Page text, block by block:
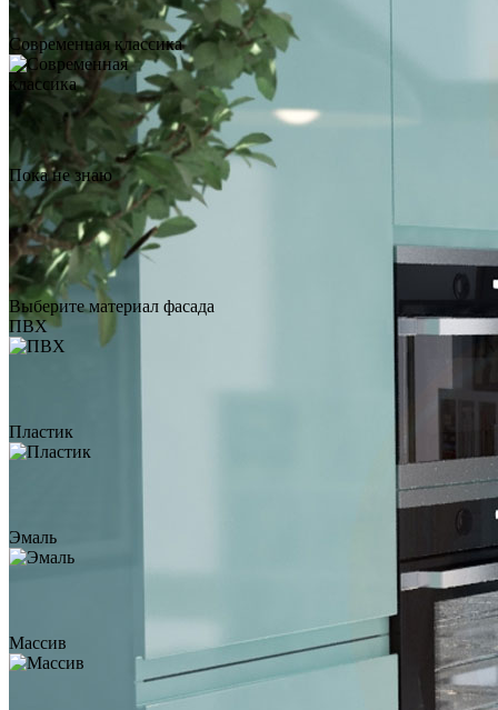
Столешница из
искусственного камня Montelli
искусственного камня Corian
камня CaesarStone 5133
искусственного камня Tristone
French Roast ST-102
по запросу
Заказать звонок
Современная классика
Пока не знаю
Выберите материал фасада
ПВХ
Пластик
Эмаль
Массив